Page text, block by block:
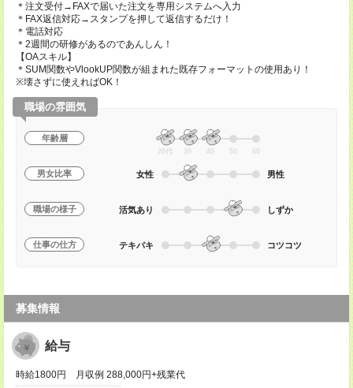
＊注文受付→FAXで届いた注文を専用システムへ入力
＊FAX返信対応→スタンプを押して返信するだけ！
＊電話対応
＊2週間の研修があるのであんしん！
【OAスキル】
＊SUM関数やVlookUP関数が組まれた既存フォーマットの使用あり！
※壊さずに使えればOK！
職場の雰囲気
年齢層
20代 30 40 50 60
男女比率 女性 男性
職場の様子 活気あり しずか
仕事の仕方 テキパキ コツコツ
募集情報
給与
時給1800円 月収例 288,000円+残業代